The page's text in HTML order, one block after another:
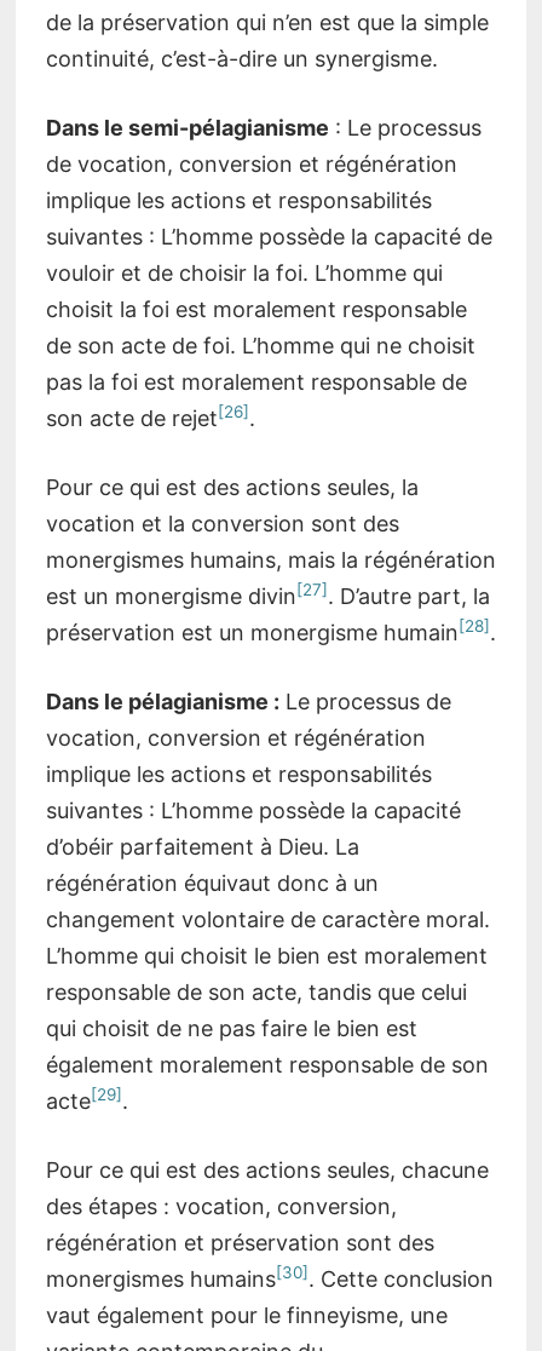
de la préservation qui n’en est que la simple
continuité, c’est-à-dire un synergisme.
Dans le semi-pélagianisme : Le processus
de vocation, conversion et régénération
implique les actions et responsabilités
suivantes : L’homme possède la capacité de
vouloir et de choisir la foi. L’homme qui
choisit la foi est moralement responsable
de son acte de foi. L’homme qui ne choisit
pas la foi est moralement responsable de
son acte de rejet[26].
Pour ce qui est des actions seules, la
vocation et la conversion sont des
monergismes humains, mais la régénération
est un monergisme divin[27]. D’autre part, la
préservation est un monergisme humain[28].
Dans le pélagianisme : Le processus de
vocation, conversion et régénération
implique les actions et responsabilités
suivantes : L’homme possède la capacité
d’obéir parfaitement à Dieu. La
régénération équivaut donc à un
changement volontaire de caractère moral.
L’homme qui choisit le bien est moralement
responsable de son acte, tandis que celui
qui choisit de ne pas faire le bien est
également moralement responsable de son
acte[29].
Pour ce qui est des actions seules, chacune
des étapes : vocation, conversion,
régénération et préservation sont des
monergismes humains[30]. Cette conclusion
vaut également pour le finneyisme, une